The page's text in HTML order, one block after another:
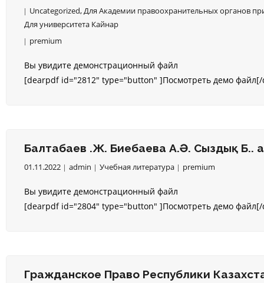
Uncategorized,Для Академии правоохранительных органов
Для университета Кайнар
premium
Вы увидите демонстрационный файл
[dearpdf id="2812" type="button" ]Посмотреть демо
Балтабаев Қ.Ж. Биебаева А.Ә. Сыздық Б.Қ.
01.11.2022 admin Учебная литература premium
Вы увидите демонстрационный файл
[dearpdf id="2804" type="button" ]Посмотреть демо
Гражданское Право Республики